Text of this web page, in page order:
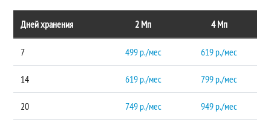
Дней хранения 2 Мп 4 Мп
7 499 р./мес 619 р./мес
14 619 р./мес 799 р./мес
20 749 р./мес 949 р./мес